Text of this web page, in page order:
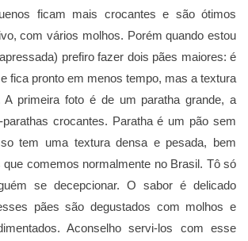
ficam mais crocantes e são ótimos
com vários molhos. Porém quando estou
prefiro fazer dois pães maiores: é
fica pronto em menos tempo, mas a textura
A primeira foto é de um paratha grande, a
crocantes. Paratha é um pão sem
tem uma textura densa e pesada, bem
que comemos normalmente no Brasil. Tô só
se decepcionar. O sabor é delicado
pães são degustados com molhos e
Aconselho servi-los com esse